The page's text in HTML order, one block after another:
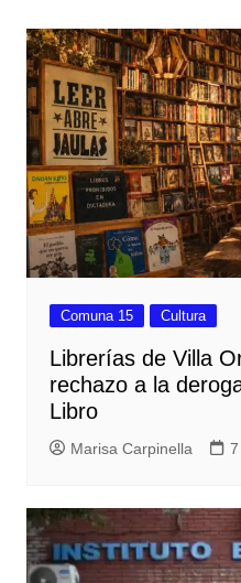
Comuna 15 Cultura
Librerías de Villa
rechazo a la
Libro
Marisa Carpinella